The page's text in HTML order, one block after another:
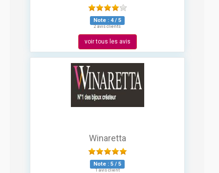
Note : 4/ 5
2 avis clients
voir tous les avis
Winaretta
Note : 5 / 5
1 avis client